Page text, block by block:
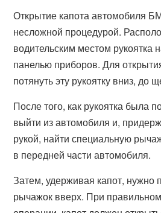
Открытие капота автомобиля
несложной процедурой.
водительским местом рукоятка
панелью приборов. Для
потянуть эту рукоятку вниз, до
После того, как рукоятка была
выйти из автомобиля и,
рукой, найти специальную
в передней части автомобиля.
Затем, удерживая капот, нужно
рычажок вверх. При